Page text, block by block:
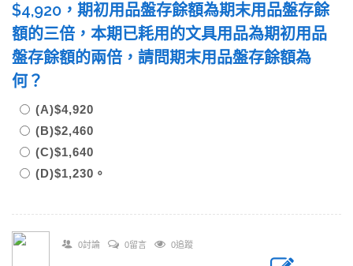
$4,920，期初用品盤存餘額為期末用品盤存餘
額的三倍，本期已耗用的文具用品為期初用品
盤存餘額的兩倍，請問期末用品盤存餘額為
何？
(A)$4,920
(B)$2,460
(C)$1,640
(D)$1,230。
0討論 0留言 0追蹤